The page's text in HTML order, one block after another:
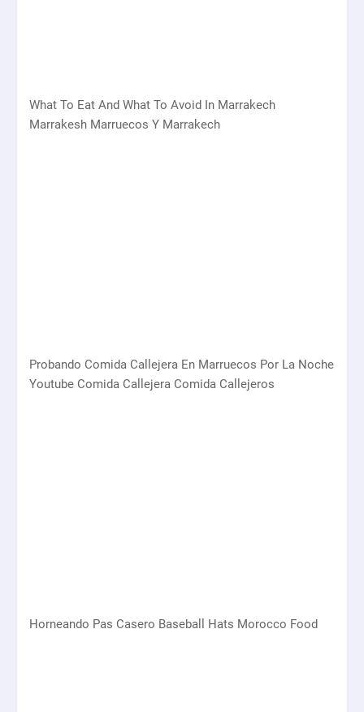
What To Eat And What To Avoid In Marrakech
Marrakesh Marruecos Y Marrakech
Probando Comida Callejera En Marruecos Por La Noche
Youtube Comida Callejera Comida Callejeros
Horneando Pas Casero Baseball Hats Morocco Food